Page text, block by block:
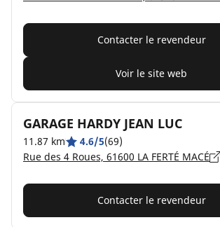
Contacter le revendeur
Voir le site web
GARAGE HARDY JEAN LUC
11.87 km 4.6/5(69)
Rue des 4 Roues, 61600 LA FERTÉ MACÉ
Contacter le revendeur